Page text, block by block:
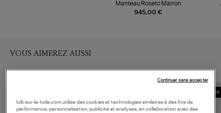
945,00 €
Manteau Roseto Marron
VOUS AIMEREZ AUSSI
lulli-sur-la-toile.com utilise des cookies et technologies similaires à des fins de
performance, personnalisation, publicité et analyses, en collaboration avec des
Continuer sans accepter